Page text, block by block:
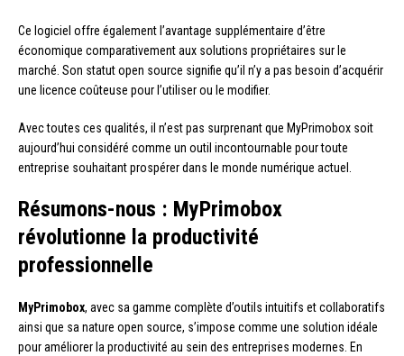
Ce logiciel offre également l’avantage supplémentaire d’être
économique comparativement aux solutions propriétaires sur le
marché. Son statut open source signifie qu’il n’y a pas besoin d’acquérir
une licence coûteuse pour l’utiliser ou le modifier.
Avec toutes ces qualités, il n’est pas surprenant que MyPrimobox soit
aujourd’hui considéré comme un outil incontournable pour toute
entreprise souhaitant prospérer dans le monde numérique actuel.
Résumons-nous : MyPrimobox
révolutionne la productivité
professionnelle
MyPrimobox, avec sa gamme complète d’outils intuitifs et collaboratifs
ainsi que sa nature open source, s’impose comme une solution idéale
pour améliorer la productivité au sein des entreprises modernes. En